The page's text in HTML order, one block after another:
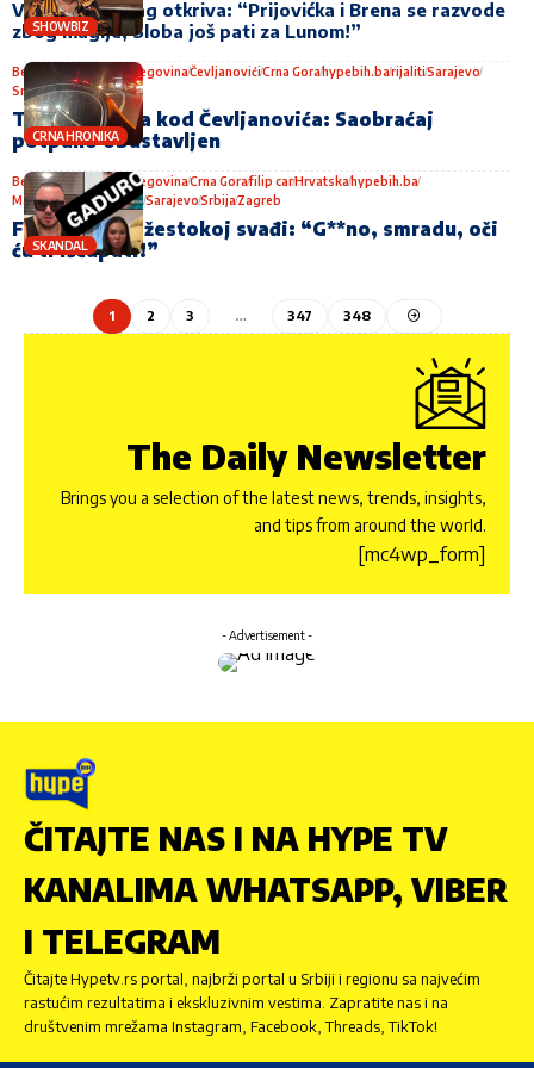
SHOWBIZ
Vesna Bijeli Mag otkriva: “Prijovićka i Brena se razvode
zbog magije, Sloba još pati za Lunom!”
CRNA HRONIKA
Beograd Bosna i HercegovinaČevljanovićiCrna Gorahypebih.barijalitiSarajevo
SrbijaZagreb
Teška nesreća kod Čevljanovića: Saobraćaj
potpuno obustavljen
SKANDAL
Beograd Bosna i HercegovinaCrna Gorafilip carHrvatskahypebih.ba
Maja MarinkovićrijalitiSarajevoSrbijaZagreb
Filip i Maja u žestokoj svađi: “G**no, smradu, oči
ću ti iščupati!”
1 2 3 … 347 348
The Daily Newsletter
Brings you a selection of the latest news, trends, insights,
and tips from around the world.
[mc4wp_form]
- Advertisement -
ČITAJTE NAS I NA HYPE TV
KANALIMA WHATSAPP, VIBER
I TELEGRAM
Čitajte Hypetv.rs portal, najbrži portal u Srbiji i regionu sa najvećim
rastućim rezultatima i ekskluzivnim vestima. Zapratite nas i na
društvenim mrežama Instagram, Facebook, Threads, TikTok!